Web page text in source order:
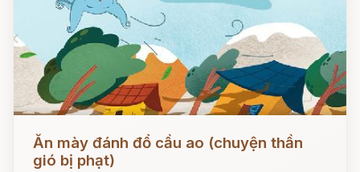
Đọc ngay
Ăn mày đánh đổ cầu ao (chuyện thần
gió bị phạt)